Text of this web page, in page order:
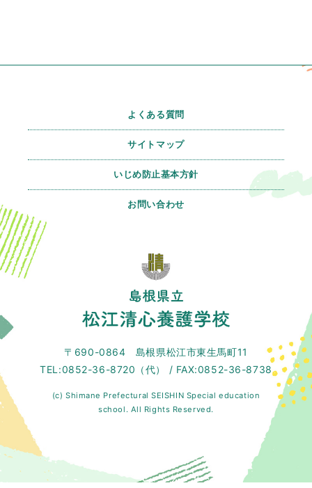
よくある質問
サイトマップ
いじめ防止基本方針
お問い合わせ
〒690-0864 島根県松江市東生馬町11
TEL:0852-36-8720（代） / FAX:0852-36-8738
(c) Shimane Prefectural SEISHIN Special education
school. All Rights Reserved.